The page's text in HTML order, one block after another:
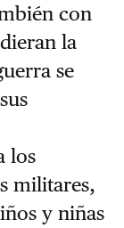
con
la
se
los
militares,
y niñas